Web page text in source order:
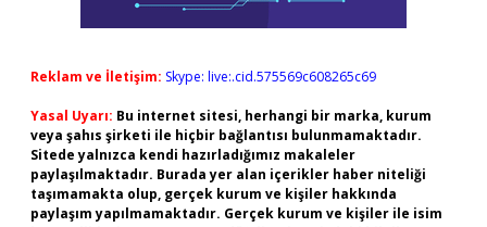
Reklam ve İletişim: Skype: live:.cid.575569c608265c69
Yasal Uyarı: Bu internet sitesi, herhangi bir marka, kurum
veya şahıs şirketi ile hiçbir bağlantısı bulunmamaktadır.
Sitede yalnızca kendi hazırladığımız makaleler
paylaşılmaktadır. Burada yer alan içerikler haber niteliği
taşımamakta olup, gerçek kurum ve kişiler hakkında
paylaşım yapılmamaktadır. Gerçek kurum ve kişiler ile isim